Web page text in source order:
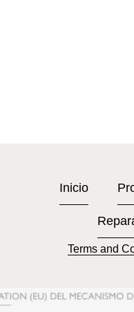
Inicio
Terms and